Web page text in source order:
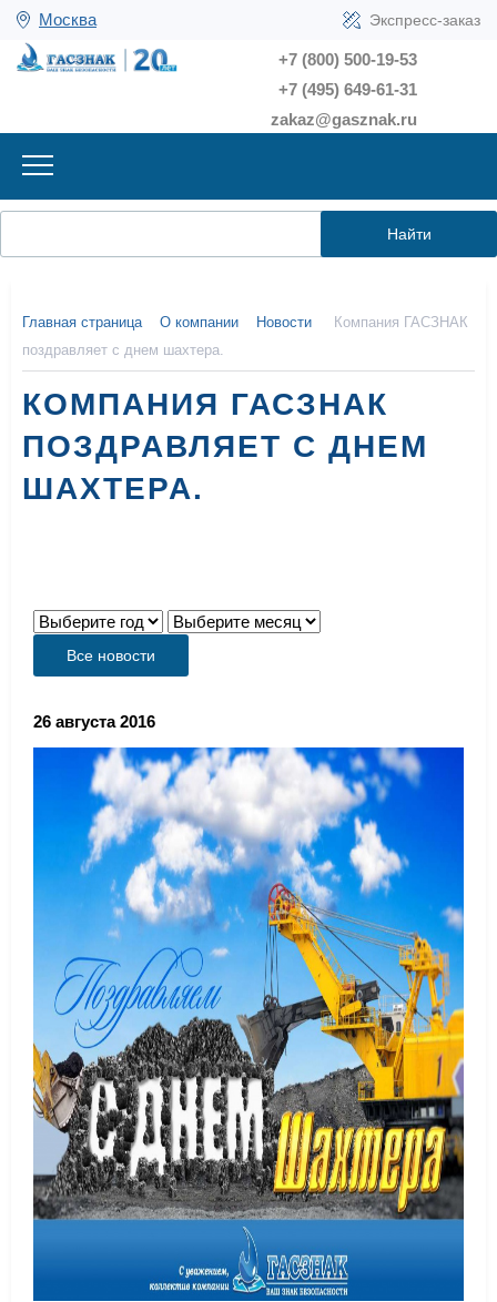
Москва Экспресс-заказ
+7 (800) 500-19-53
+7 (495) 649-61-31
zakaz@gasznak.ru
Найти
Главная страница О компании Новости
Компания ГАСЗНАК
поздравляет с днем шахтера.
КОМПАНИЯ ГАСЗНАК
ПОЗДРАВЛЯЕТ С ДНЕМ
ШАХТЕРА.
Все новости
26 августа 2016